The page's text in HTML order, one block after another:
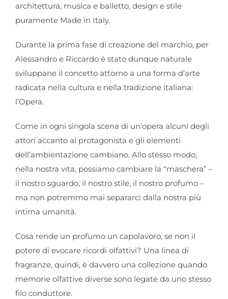
architettura, musica e balletto, design e stile
puramente Made in Italy.
Durante la prima fase di creazione del marchio, per
Alessandro e Riccardo è stato dunque naturale
sviluppane il concetto attorno a una forma d’arte
radicata nella cultura e nella tradizione italiana:
l’Opera.
Come in ogni singola scena di un’opera alcuni degli
attori accanto al protagonista e gli elementi
dell’ambientazione cambiano. Allo stesso modo,
nella nostra vita, possiamo cambiare la “maschera” –
il nostro sguardo, il nostro stile, il nostro profumo –
ma non potremmo mai separarci dalla nostra più
intima umanità.
Cosa rende un profumo un capolavoro, se non il
potere di evocare ricordi olfattivi? Una linea di
fragranze, quindi, è davvero una collezione quando
memorie olfattive diverse sono legate da uno stesso
filo conduttore.